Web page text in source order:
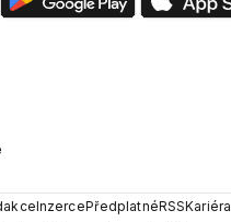
InzercePředplatnéRSSKariéra